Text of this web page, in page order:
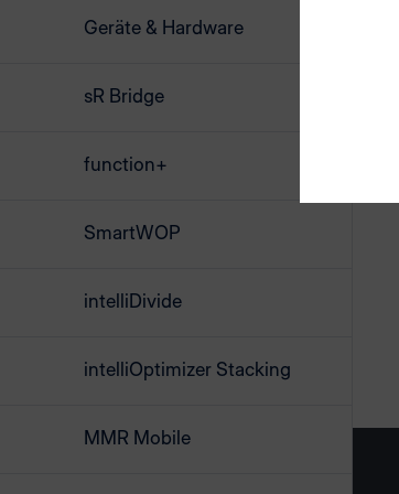
Geräte & Hardware
sR Bridge
function+
SmartWOP
intelliDivide
intelliOptimizer Stacking
MMR Mobile